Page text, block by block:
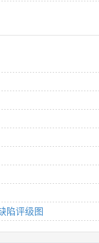
陷评级图